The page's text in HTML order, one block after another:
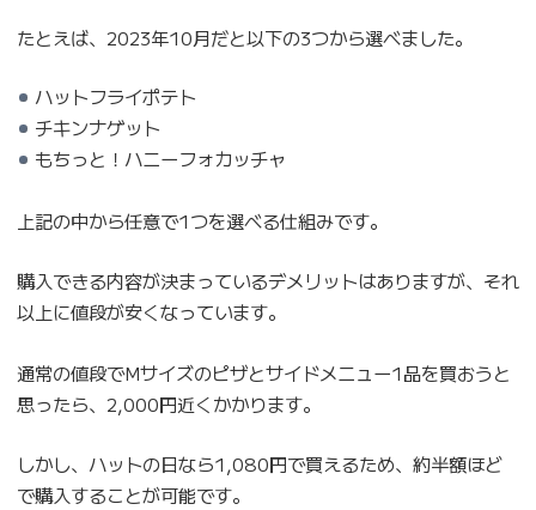
たとえば、2023年10月だと以下の3つから選べました。
ハットフライポテト
チキンナゲット
もちっと！ハニーフォカッチャ
上記の中から任意で1つを選べる仕組みです。
購入できる内容が決まっているデメリットはありますが、それ
以上に値段が安くなっています。
通常の値段でMサイズのピザとサイドメニュー1品を買おうと
思ったら、2,000円近くかかります。
しかし、ハットの日なら1,080円で買えるため、約半額ほど
で購入することが可能です。